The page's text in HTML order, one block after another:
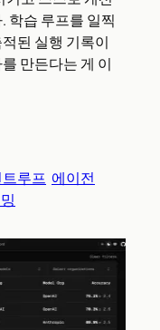
학습 루프를 일찍
된 실행 기록이
만든다는 게 이
루프 에이전